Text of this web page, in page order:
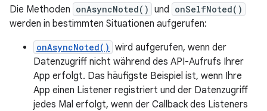
Die Methoden onAsyncNoted() und onSelfNoted()
werden in bestimmten Situationen aufgerufen:
onAsyncNoted() wird aufgerufen, wenn der
Datenzugriff nicht während des API-Aufrufs Ihrer
App erfolgt. Das häufigste Beispiel ist, wenn Ihre
App einen Listener registriert und der Datenzugriff
jedes Mal erfolgt, wenn der Callback des Listeners